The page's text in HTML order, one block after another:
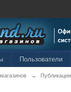
Пользователи
→